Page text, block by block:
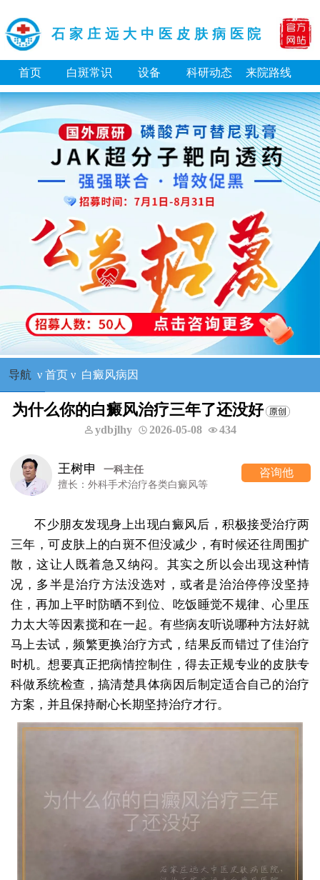
石家庄远大中医皮肤病医院
首页 白斑常识 设备 科研动态 来院路线
导航 ν 首页ν 白癜风病因
为什么你的白癜风治疗三年了还没好
ydbjlhy 2026-05-08 434
王树申
一科主任
擅长：外科手术治疗各类白癜风等
咨询他
不少朋友发现身上出现白癜风后，积极接受治疗两
三年，可皮肤上的白斑不但没减少，有时候还往周围扩
散，这让人既着急又纳闷。其实之所以会出现这种情
况，多半是治疗方法没选对，或者是治治停停没坚持
住，再加上平时防晒不到位、吃饭睡觉不规律、心里压
力太大等因素搅和在一起。有些病友听说哪种方法好就
马上去试，频繁更换治疗方式，结果反而错过了佳治疗
时机。想要真正把病情控制住，得去正规专业的皮肤专
科做系统检查，搞清楚具体病因后制定适合自己的治疗
方案，并且保持耐心长期坚持治疗才行。